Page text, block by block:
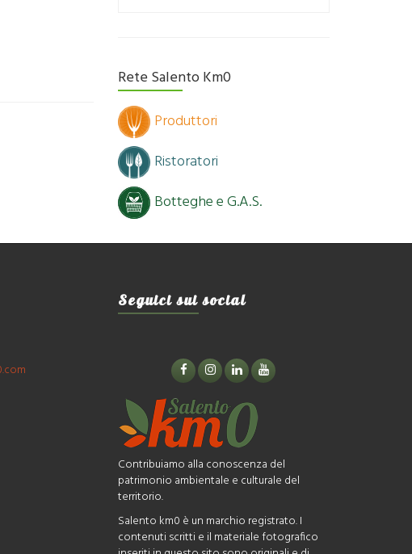
Rete Salento Km0
Produttori
Ristoratori
Botteghe e G.A.S.
Seguici sui social
Contribuiamo alla conoscenza del
patrimonio ambientale e culturale del
territorio.
Salento km0 è un marchio registrato. I
contenuti scritti e il materiale fotografico